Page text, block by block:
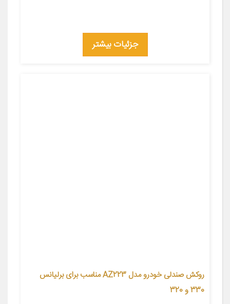
جزئیات بیشتر
روکش صندلی خودرو مدل AZ223 مناسب برای برلیانس
330 و 320